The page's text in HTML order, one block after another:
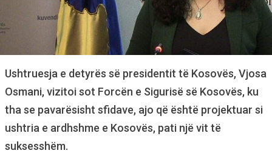
Ushtruesja e detyrës së presidentit të Kosovës, Vjosa
Osmani, vizitoi sot Forcën e Sigurisë së Kosovës, ku
tha se pavarësisht sfidave, ajo që është projektuar si
ushtria e ardhshme e Kosovës, pati një vit të
suksesshëm.